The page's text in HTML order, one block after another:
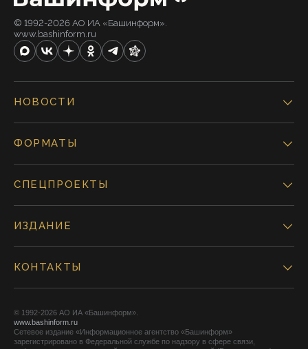
© 1992-2026 АО ИА «Башинформ».
www.bashinform.ru
НОВОСТИ
ФОРМАТЫ
СПЕЦПРОЕКТЫ
ИЗДАНИЕ
КОНТАКТЫ
© 1992-2026 АО ИА «Башинформ».
www.bashinform.ru
Сетевое издание «Информационное агентство «Башинформ»
зарегистрировано в Федеральной службе по надзору в сфере связи,